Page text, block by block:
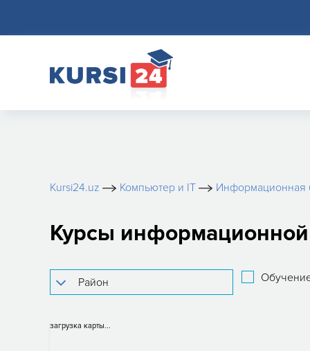
Kursi24.uz Компьютер и IT Информационная
Курсы информационной
загрузка карты...